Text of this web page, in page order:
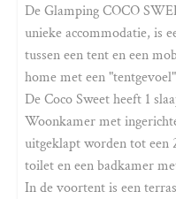
De Glamping COCO
unieke accommodatie, is
tussen een tent en een
home met een
De Coco Sweet heeft 1
Woonkamer met
uitgeklapt worden tot een
toilet en een badkamer
In de voortent is een